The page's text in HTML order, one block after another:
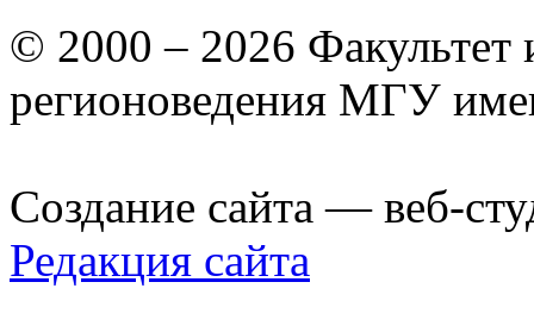
© 2000 – 2026 Факультет
регионоведения МГУ
Создание сайта — веб-
Редакция сайта